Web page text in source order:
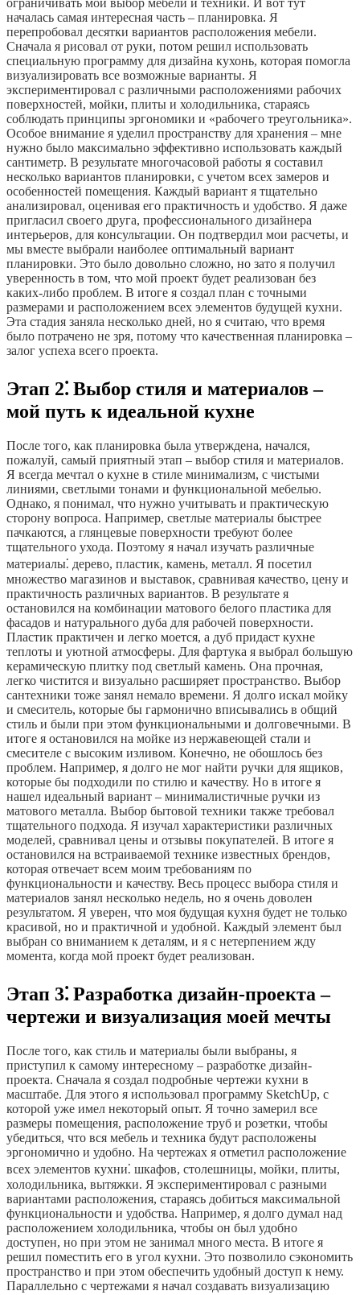
ограничивать мой выбор мебели и техники. И вот тут
началась самая интересная часть – планировка. Я
перепробовал десятки вариантов расположения мебели.
Сначала я рисовал от руки, потом решил использовать
специальную программу для дизайна кухонь, которая помогла
визуализировать все возможные варианты. Я
экспериментировал с различными расположениями рабочих
поверхностей, мойки, плиты и холодильника, стараясь
соблюдать принципы эргономики и «рабочего треугольника».
Особое внимание я уделил пространству для хранения – мне
нужно было максимально эффективно использовать каждый
сантиметр. В результате многочасовой работы я составил
несколько вариантов планировки, с учетом всех замеров и
особенностей помещения. Каждый вариант я тщательно
анализировал, оценивая его практичность и удобство. Я даже
пригласил своего друга, профессионального дизайнера
интерьеров, для консультации. Он подтвердил мои расчеты, и
мы вместе выбрали наиболее оптимальный вариант
планировки. Это было довольно сложно, но зато я получил
уверенность в том, что мой проект будет реализован без
каких-либо проблем. В итоге я создал план с точными
размерами и расположением всех элементов будущей кухни.
Эта стадия заняла несколько дней, но я считаю, что время
было потрачено не зря, потому что качественная планировка –
залог успеха всего проекта.
Этап 2⁚ Выбор стиля и материалов –
мой путь к идеальной кухне
После того, как планировка была утверждена, начался,
пожалуй, самый приятный этап – выбор стиля и материалов.
Я всегда мечтал о кухне в стиле минимализм, с чистыми
линиями, светлыми тонами и функциональной мебелью.
Однако, я понимал, что нужно учитывать и практическую
сторону вопроса. Например, светлые материалы быстрее
пачкаются, а глянцевые поверхности требуют более
тщательного ухода. Поэтому я начал изучать различные
материалы⁚ дерево, пластик, камень, металл. Я посетил
множество магазинов и выставок, сравнивая качество, цену и
практичность различных вариантов. В результате я
остановился на комбинации матового белого пластика для
фасадов и натурального дуба для рабочей поверхности.
Пластик практичен и легко моется, а дуб придаст кухне
теплоты и уютной атмосферы. Для фартука я выбрал большую
керамическую плитку под светлый камень. Она прочная,
легко чистится и визуально расширяет пространство. Выбор
сантехники тоже занял немало времени. Я долго искал мойку
и смеситель, которые бы гармонично вписывались в общий
стиль и были при этом функциональными и долговечными. В
итоге я остановился на мойке из нержавеющей стали и
смесителе с высоким изливом. Конечно, не обошлось без
проблем. Например, я долго не мог найти ручки для ящиков,
которые бы подходили по стилю и качеству. Но в итоге я
нашел идеальный вариант – минималистичные ручки из
матового металла. Выбор бытовой техники также требовал
тщательного подхода. Я изучал характеристики различных
моделей, сравнивал цены и отзывы покупателей. В итоге я
остановился на встраиваемой технике известных брендов,
которая отвечает всем моим требованиям по
функциональности и качеству. Весь процесс выбора стиля и
материалов занял несколько недель, но я очень доволен
результатом. Я уверен, что моя будущая кухня будет не только
красивой, но и практичной и удобной. Каждый элемент был
выбран со вниманием к деталям, и я с нетерпением жду
момента, когда мой проект будет реализован.
Этап 3⁚ Разработка дизайн-проекта –
чертежи и визуализация моей мечты
После того, как стиль и материалы были выбраны, я
приступил к самому интересному – разработке дизайн-
проекта. Сначала я создал подробные чертежи кухни в
масштабе. Для этого я использовал программу SketchUp, с
которой уже имел некоторый опыт. Я точно замерил все
размеры помещения, расположение труб и розетки, чтобы
убедиться, что вся мебель и техника будут расположены
эргономично и удобно. На чертежах я отметил расположение
всех элементов кухни⁚ шкафов, столешницы, мойки, плиты,
холодильника, вытяжки. Я экспериментировал с разными
вариантами расположения, стараясь добиться максимальной
функциональности и удобства. Например, я долго думал над
расположением холодильника, чтобы он был удобно
доступен, но при этом не занимал много места. В итоге я
решил поместить его в угол кухни. Это позволило сэкономить
пространство и при этом обеспечить удобный доступ к нему.
Параллельно с чертежами я начал создавать визуализацию